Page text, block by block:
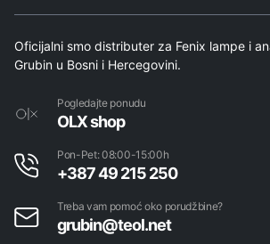
Oficijalni smo distributer za Fenix lampe i
Grubin u Bosni i Hercegovini.
Pogledajte ponudu
OLX shop
Pon-Pet: 08:00-15:00h
+387 49 215 250
Treba vam pomoć oko porudžbine?
grubin@teol.net